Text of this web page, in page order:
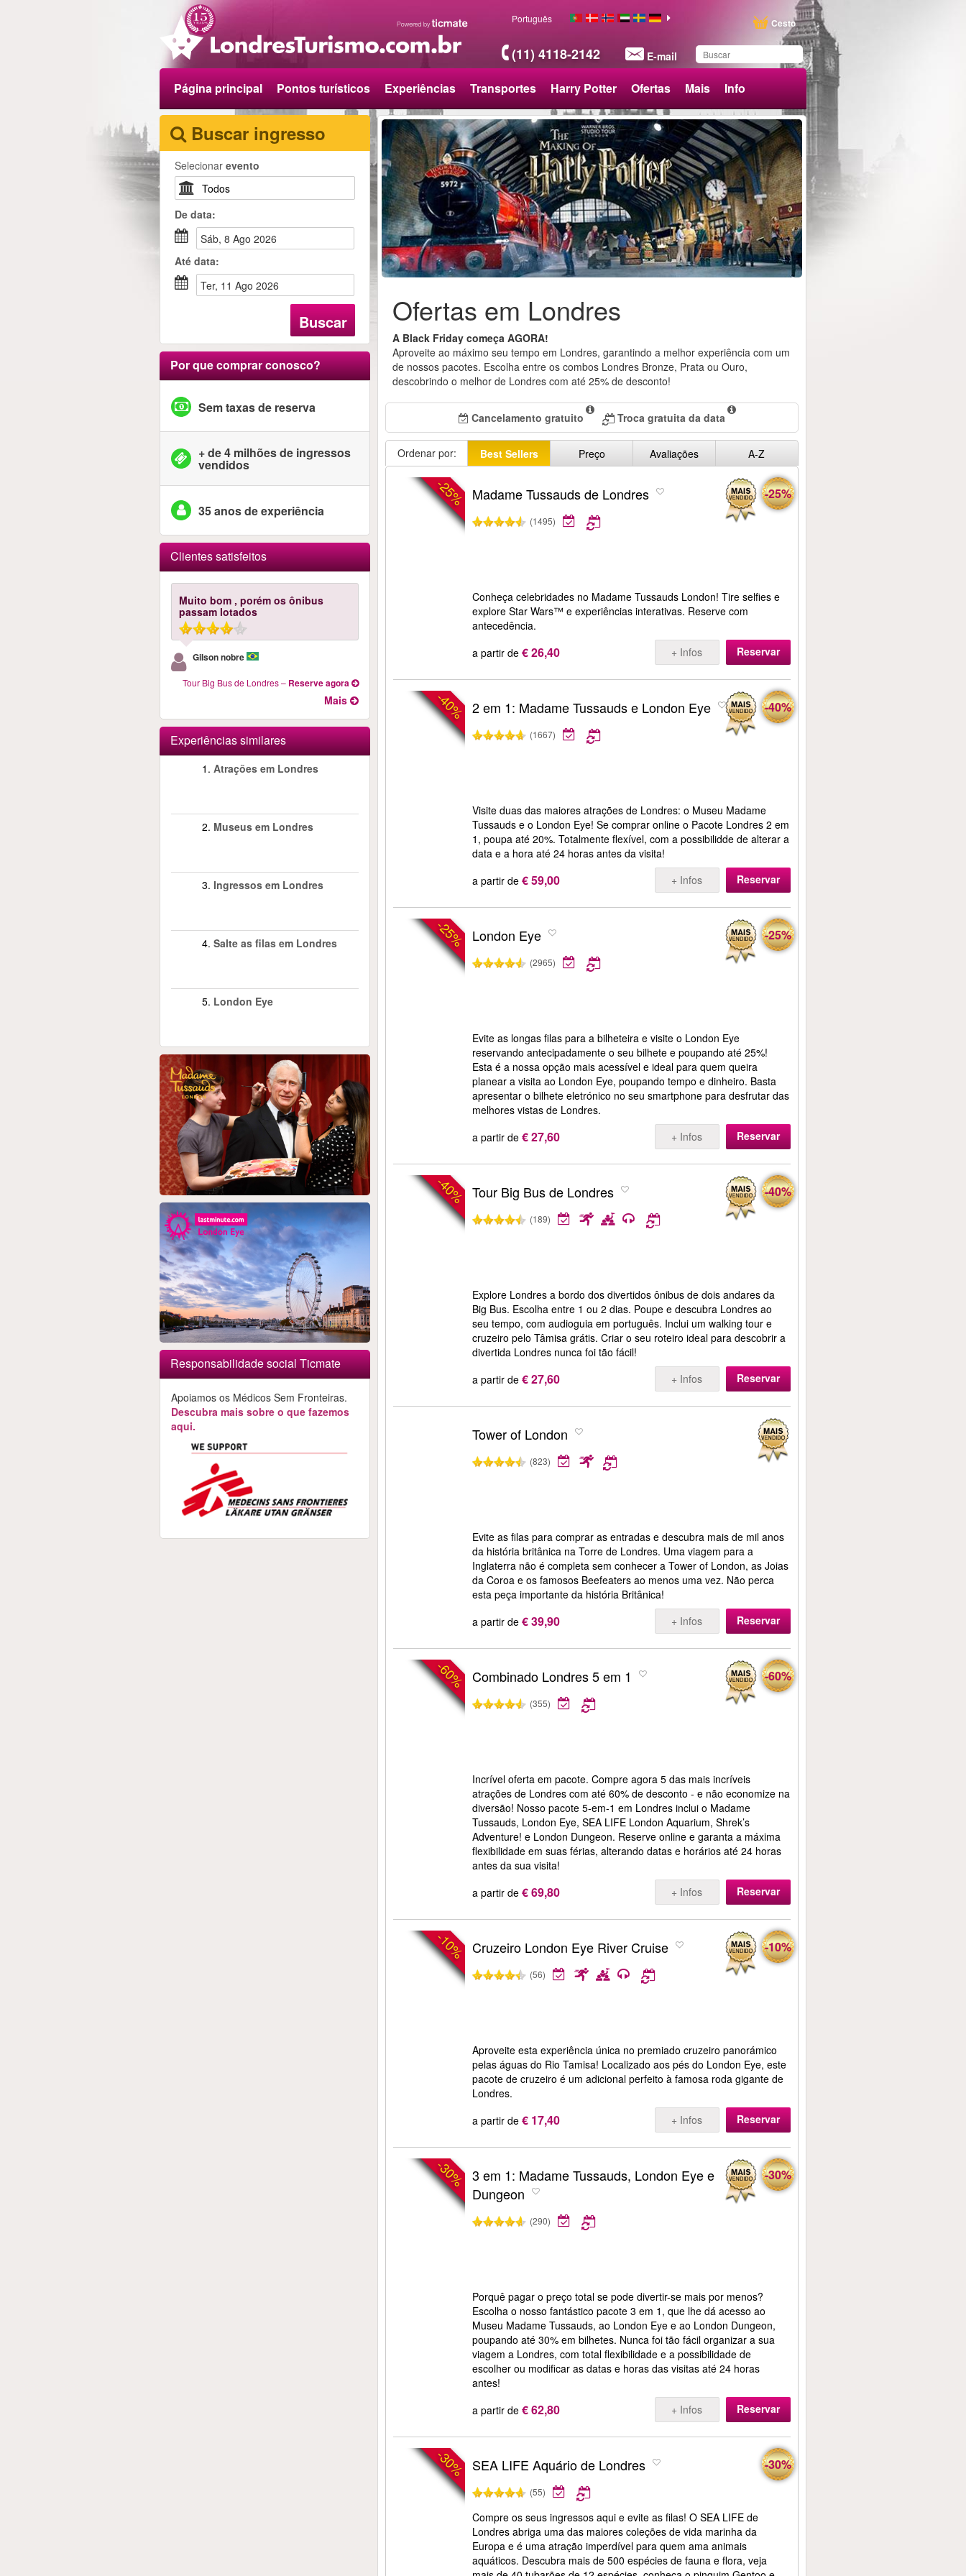
(11) 4118-2142 E-mail
Cesto
Português
Página principal Pontos turísticos Experiências Transportes Harry Potter Ofertas Mais Info
Produto adicionado aos
favoritos
Buscar ingresso
Selecionar evento
De data:
sáb, 8 Ago 2026
Até data:
ter, 11 Ago 2026
Buscar
Por que comprar conosco?
Sem taxas de reserva
+ de 4 milhões de ingressos
vendidos
35 anos de experiência
Clientes satisfeitos
Muito bom , porém os ônibus
passam lotados
Gilson nobre
Tour Big Bus de Londres– Reserve agora
Mais
Experiências similares
1. Atrações em Londres
2. Museus em Londres
3. Ingressos em Londres
4. Salte as filas em Londres
5. London Eye
Responsabilidade social Ticmate
Apoiamos os Médicos Sem Fronteiras.
Descubra mais sobre o que fazemos
aqui.
Ofertas em Londres
A Black Friday começa AGORA!
Aproveite ao máximo seu tempo em Londres, garantindo a melhor experiência com um
de nossos pacotes. Escolha entre os combos Londres Bronze, Prata ou Ouro,
descobrindo o melhor de Londres com até 25% de desconto!
Cancelamento gratuito Troca gratuita da data
Ordenar por: Best Sellers Preço Avaliações A-Z
-25% Madame Tussauds de Londres
(1495)
-25%
Conheça celebridades no Madame Tussauds London! Tire selfies e
explore Star Wars™ e experiências interativas. Reserve com
antecedência.
a partir de € 26,40 + Infos Reservar
-40% 2 em 1: Madame Tussauds e London Eye
(1667)
-40%
Visite duas das maiores atrações de Londres: o Museu Madame
Tussauds e o London Eye! Se comprar online o Pacote Londres 2 em
1, poupa até 20%. Totalmente flexível, com a possibilidde de alterar a
data e a hora até 24 horas antes da visita!
a partir de € 59,00 + Infos Reservar
-25% London Eye
(2965)
-25%
Evite as longas filas para a bilheteira e visite o London Eye
reservando antecipadamente o seu bilhete e poupando até 25%!
Esta é a nossa opção mais acessível e ideal para quem queira
planear a visita ao London Eye, poupando tempo e dinheiro. Basta
apresentar o bilhete eletrónico no seu smartphone para desfrutar das
melhores vistas de Londres.
a partir de € 27,60 + Infos Reservar
-40% Tour Big Bus de Londres
(189)
-40%
Explore Londres a bordo dos divertidos ônibus de dois andares da
Big Bus. Escolha entre 1 ou 2 dias. Poupe e descubra Londres ao
seu tempo, com audioguia em português. Inclui um walking tour e
cruzeiro pelo Tâmisa grátis. Criar o seu roteiro ideal para descobrir a
divertida Londres nunca foi tão fácil!
a partir de € 27,60 + Infos Reservar
Tower of London
(823)
Evite as filas para comprar as entradas e descubra mais de mil anos
da história britânica na Torre de Londres. Uma viagem para a
Inglaterra não é completa sem conhecer a Tower of London, as Joias
da Coroa e os famosos Beefeaters ao menos uma vez. Não perca
esta peça importante da história Britânica!
a partir de € 39,90 + Infos Reservar
-60% Combinado Londres 5 em 1
(355)
-60%
Incrível oferta em pacote. Compre agora 5 das mais incríveis
atrações de Londres com até 60% de desconto - e não economize na
diversão! Nosso pacote 5-em-1 em Londres inclui o Madame
Tussauds, London Eye, SEA LIFE London Aquarium, Shrek’s
Adventure! e London Dungeon. Reserve online e garanta a máxima
flexibilidade em suas férias, alterando datas e horários até 24 horas
antes da sua visita!
a partir de € 69,80 + Infos Reservar
-10% Cruzeiro London Eye River Cruise
(56)
-10%
Aproveite esta experiência única no premiado cruzeiro panorámico
pelas águas do Rio Tamisa! Localizado aos pés do London Eye, este
pacote de cruzeiro é um adicional perfeito à famosa roda gigante de
Londres.
a partir de € 17,40 + Infos Reservar
-30% 3 em 1: Madame Tussauds, London Eye e
Dungeon
(290)
-30%
Porquê pagar o preço total se pode divertir-se mais por menos?
Escolha o nosso fantástico pacote 3 em 1, que lhe dá acesso ao
Museu Madame Tussauds, ao London Eye e ao London Dungeon,
poupando até 30% em bilhetes. Nunca foi tão fácil organizar a sua
viagem a Londres, com total flexibilidade e a possibilidade de
escolher ou modificar as datas e horas das visitas até 24 horas
antes!
a partir de € 62,80 + Infos Reservar
-30% SEA LIFE Aquário de Londres
(55)
-30%
Compre os seus ingressos aqui e evite as filas! O SEA LIFE de
Londres abriga uma das maiores coleções de vida marinha da
Europa e é uma atração imperdível para quem ama animais
aquáticos. Descubra mais de 500 espécies de fauna e flora, veja